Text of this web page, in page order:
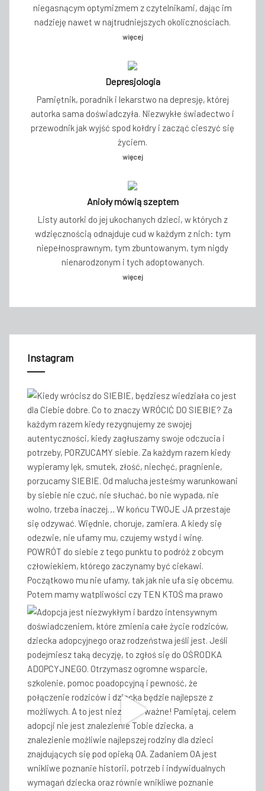
niegasnącym optymizmem z czytelnikami, dając im
nadzieję nawet w najtrudniejszych okolicznościach.
więcej
Depresjologia
Pamiętnik, poradnik i lekarstwo na depresję, której
autorka sama doświadczyła. Niezwykłe świadectwo i
przewodnik jak wyjść spod kołdry i zacząć cieszyć się
życiem.
więcej
Anioły mówią szeptem
Listy autorki do jej ukochanych dzieci, w których z
wdzięcznością odnajduje cud w każdym z nich: tym
niepełnosprawnym, tym zbuntowanym, tym nigdy
nienarodzonym i tych adoptowanych.
więcej
Instagram